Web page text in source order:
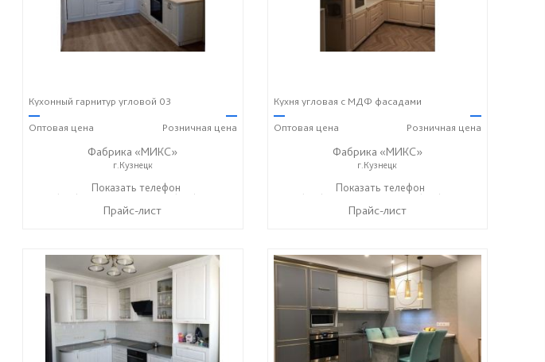
Кухонный гарнитур угловой 03
—
Оптовая цена
—
Розничная цена
Фабрика «МИКС»
г.Кузнецк
+7 (937) 423-36-37 ☎+7 (937) 428-44-55
Показать телефон
Прайс-лист
Кухня угловая с МДФ фасадами
—
Оптовая цена
—
Розничная цена
Фабрика «МИКС»
г.Кузнецк
+7 (937) 423-36-37 ☎+7 (937) 428-44-55
Показать телефон
Прайс-лист